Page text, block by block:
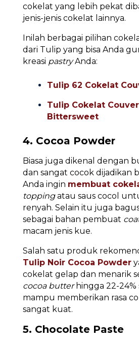
cokelat yang lebih pekat
jenis-jenis cokelat lainnya.
Inilah berbagai pilihan
dari Tulip yang bisa Anda
kreasi pastryAnda:
Tulip 62 Cokelat
Tulip Cokelat
Bittersweet
4. Cocoa Powder
Biasa juga dikenal dengan
dan sangat cocok dijadikan
Anda ingin membuat
toppingatau saus cocol
renyah. Selain itu juga
sebagai bahan pembuat
macam jenis kue.
Salah satu produk
Tulip Noir Cocoa Powder
cokelat gelap dan menarik
cocoa butterhingga 22-24%
mampu memberikan rasa
sangat kuat.
5. Chocolate Paste